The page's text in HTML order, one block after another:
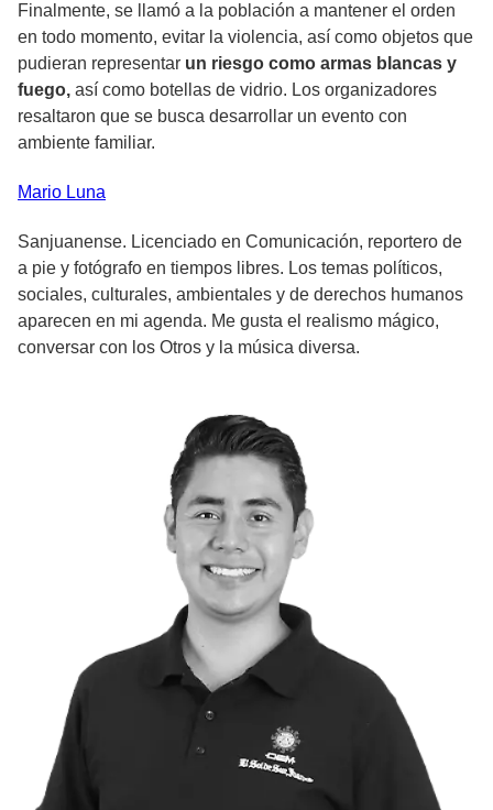
Finalmente, se llamó a la población a mantener el orden
en todo momento, evitar la violencia, así como objetos que
pudieran representar un riesgo como armas blancas y
fuego, así como botellas de vidrio. Los organizadores
resaltaron que se busca desarrollar un evento con
ambiente familiar.
Mario Luna
Sanjuanense. Licenciado en Comunicación, reportero de
a pie y fotógrafo en tiempos libres. Los temas políticos,
sociales, culturales, ambientales y de derechos humanos
aparecen en mi agenda. Me gusta el realismo mágico,
conversar con los Otros y la música diversa.